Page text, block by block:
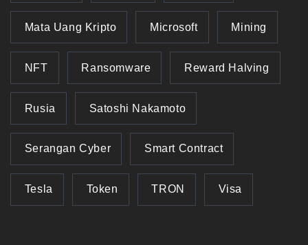
Mata Uang Kripto Microsoft Mining
NFT Ransomware Reward Halving
Rusia Satoshi Nakamoto
Serangan Cyber Smart Contract
Tesla Token TRON Visa